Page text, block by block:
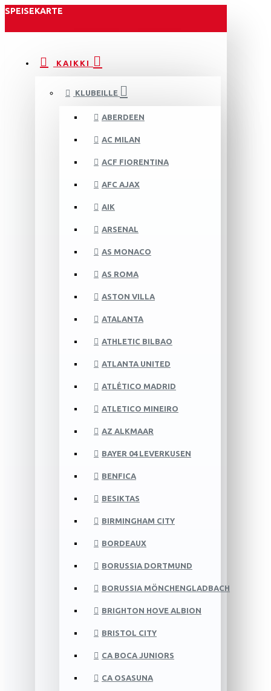
SPEISEKARTE
KAIKKI
KLUBEILLE
ABERDEEN
AC MILAN
ACF FIORENTINA
AFC AJAX
AIK
ARSENAL
AS MONACO
AS ROMA
ASTON VILLA
ATALANTA
ATHLETIC BILBAO
ATLANTA UNITED
ATLÉTICO MADRID
ATLETICO MINEIRO
AZ ALKMAAR
BAYER 04 LEVERKUSEN
BENFICA
BESIKTAS
BIRMINGHAM CITY
BORDEAUX
BORUSSIA DORTMUND
BORUSSIA MÖNCHENGLADBACH
BRIGHTON HOVE ALBION
BRISTOL CITY
CA BOCA JUNIORS
CA OSASUNA